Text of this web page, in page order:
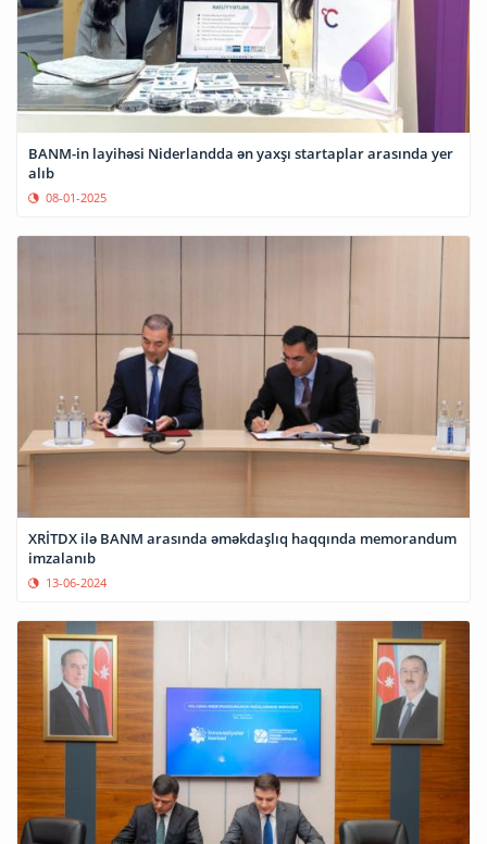
BANM-in layihəsi Niderlandda ən yaxşı startaplar arasında yer
alıb
08-01-2025
XRİTDX ilə BANM arasında əməkdaşlıq haqqında memorandum
imzalanıb
13-06-2024